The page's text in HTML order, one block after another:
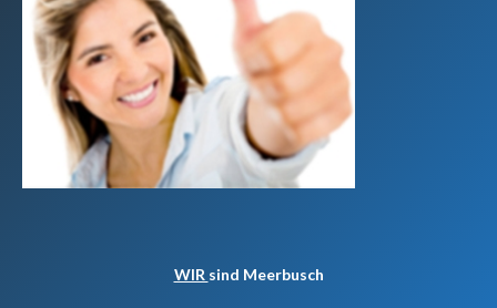
WIR sind Meerbusch